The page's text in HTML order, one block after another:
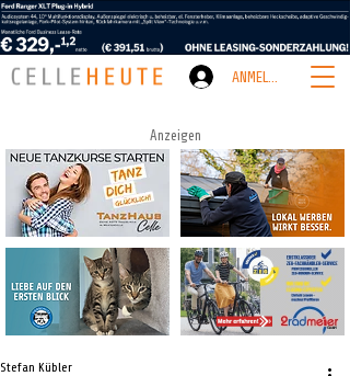
ANMELDEN
Anzeigen
Stefan Kübler